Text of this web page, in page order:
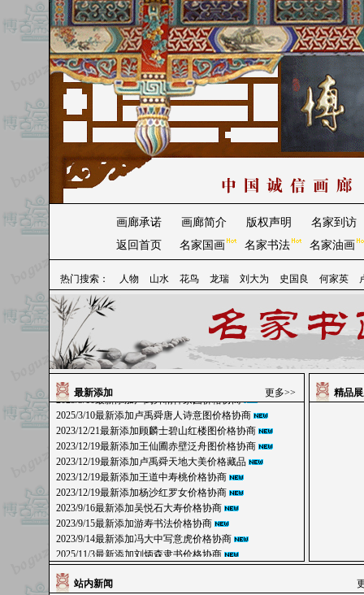
画廊承诺 画廊简介 版权声明
名家到访
返回首页
名家国画 名家书法 名家油画
热门搜索： 人物 山水 花鸟 龙瑞 刘大为 史国良 何家英
最新添加 更多>>
2025/11/3最新添加刘炳森隶书价格协商
2025/3/10最新添加冯大中踏雪觅春价格协商
2025/3/10最新添加方向闲庭价格协商
2025/3/10最新添加卢禹舜精神家园价格协商
2025/3/10最新添加卢禹舜唐人诗意图价格协商
2023/12/21最新添加顾麟士碧山红楼图价格协商
2023/12/19最新添加王仙圃赤壁泛舟图价格协商
2023/12/19最新添加卢禹舜天地大美价格藏品
2023/12/19最新添加王道中寿桃价格协商
2023/12/19最新添加杨沙红罗女价格协商
2023/9/16最新添加吴悦石大寿价格协商
2023/9/15最新添加游寿书法价格协商
2023/9/14最新添加冯大中写意虎价格协商
2025/11/3最新添加刘炳森隶书价格协商
2025/3/10最新添加冯大中踏雪觅春价格协商
2025/3/10最新添加方向闲庭价格协商
精
站内新闻